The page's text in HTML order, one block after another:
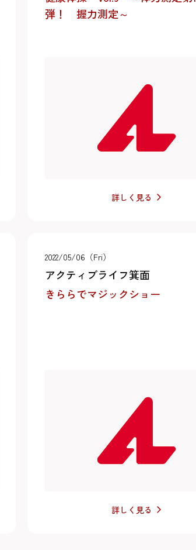
弾！ 握力測定～
詳しく見る
2022/05/06（Fri）
アクティブライフ箕面
きららでマジックショー
詳しく見る